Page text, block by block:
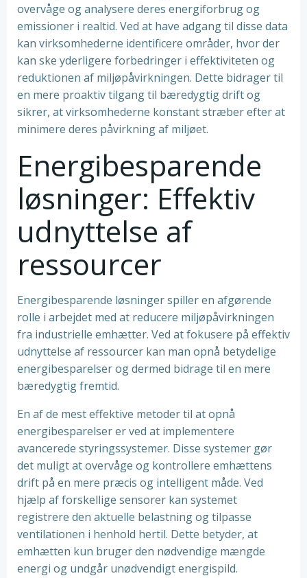
overvåge og analysere deres energiforbrug og
emissioner i realtid. Ved at have adgang til disse data
kan virksomhederne identificere områder, hvor der
kan ske yderligere forbedringer i effektiviteten og
reduktionen af miljøpåvirkningen. Dette bidrager til
en mere proaktiv tilgang til bæredygtig drift og
sikrer, at virksomhederne konstant stræber efter at
minimere deres påvirkning af miljøet.
Energibesparende
løsninger: Effektiv
udnyttelse af
ressourcer
Energibesparende løsninger spiller en afgørende
rolle i arbejdet med at reducere miljøpåvirkningen
fra industrielle emhætter. Ved at fokusere på effektiv
udnyttelse af ressourcer kan man opnå betydelige
energibesparelser og dermed bidrage til en mere
bæredygtig fremtid.
En af de mest effektive metoder til at opnå
energibesparelser er ved at implementere
avancerede styringssystemer. Disse systemer gør
det muligt at overvåge og kontrollere emhættens
drift på en mere præcis og intelligent måde. Ved
hjælp af forskellige sensorer kan systemet
registrere den aktuelle belastning og tilpasse
ventilationen i henhold hertil. Dette betyder, at
emhætten kun bruger den nødvendige mængde
energi og undgår unødvendigt energispild.